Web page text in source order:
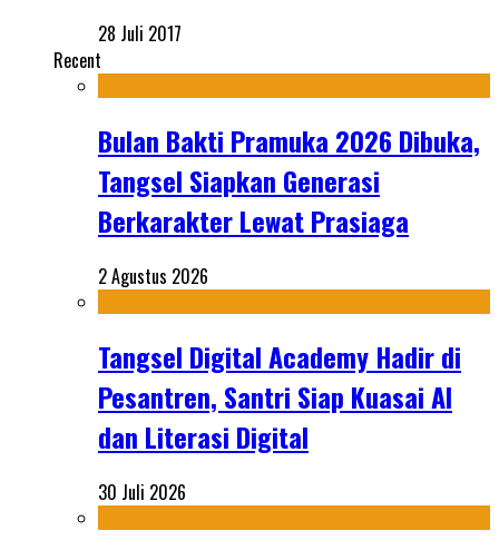
28 Juli 2017
Recent
Bulan Bakti Pramuka 2026 Dibuka,
Tangsel Siapkan Generasi
Berkarakter Lewat Prasiaga
2 Agustus 2026
Tangsel Digital Academy Hadir di
Pesantren, Santri Siap Kuasai AI
dan Literasi Digital
30 Juli 2026